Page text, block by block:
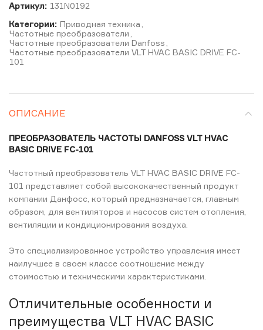
Артикул: 131N0192
Категории: Приводная техника
Частотные преобразователи
Частотные преобразователи Danfoss
Частотные преобразователи VLT HVAC BASIC DRIVE FC-
101
ОПИСАНИЕ
ПРЕОБРАЗОВАТЕЛЬ ЧАСТОТЫ DANFOSS VLT HVAC
BASIC DRIVE FC-101
Частотный преобразователь VLT HVAC BASIC DRIVE FC-
101 представляет собой высококачественный продукт
компании Данфосс, который предназначается, главным
образом, для вентиляторов и насосов систем отопления,
вентиляции и кондиционирования воздуха.
Это специализированное устройство управления имеет
наилучшее в своем классе соотношение между
стоимостью и техническими характеристиками.
Отличительные особенности и
преимущества VLT HVAC BASIC